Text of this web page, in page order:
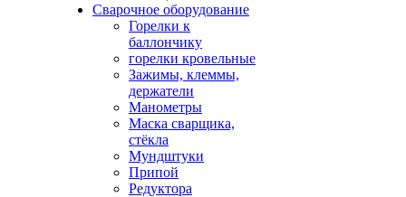
Сварочное оборудование
Горелки к
баллончику
горелки кровельные
Зажимы, клеммы,
держатели
Манометры
Маска сварщика,
стёкла
Мундштуки
Припой
Редуктора